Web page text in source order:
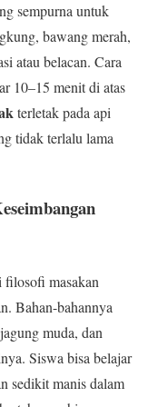
sempurna untuk
bawang merah,
atau belacan. Cara
10–15 menit di atas
terletak pada api
tidak terlalu lama
filosofi masakan
Bahan-bahannya
muda, dan
Siswa bisa belajar
sedikit manis dalam